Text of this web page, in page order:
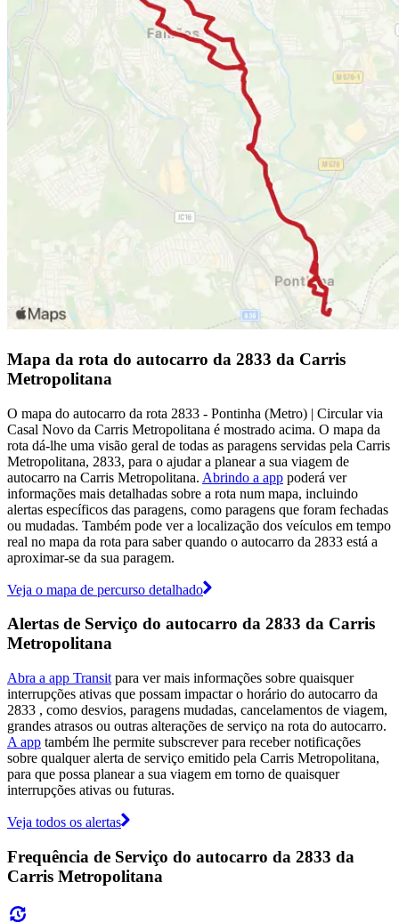
Mapa da rota do autocarro da 2833 da Carris
Metropolitana
O mapa do autocarro da rota 2833 - Pontinha (Metro) | Circular via
Casal Novo da Carris Metropolitana é mostrado acima. O mapa da
rota dá-lhe uma visão geral de todas as paragens servidas pela Carris
Metropolitana, 2833, para o ajudar a planear a sua viagem de
autocarro na Carris Metropolitana. Abrindo a app poderá ver
informações mais detalhadas sobre a rota num mapa, incluindo
alertas específicos das paragens, como paragens que foram fechadas
ou mudadas. Também pode ver a localização dos veículos em tempo
real no mapa da rota para saber quando o autocarro da 2833 está a
aproximar-se da sua paragem.
Veja o mapa de percurso detalhado
Alertas de Serviço do autocarro da 2833 da Carris
Metropolitana
Abra a app Transit para ver mais informações sobre quaisquer
interrupções ativas que possam impactar o horário do autocarro da
2833 , como desvios, paragens mudadas, cancelamentos de viagem,
grandes atrasos ou outras alterações de serviço na rota do autocarro.
A app também lhe permite subscrever para receber notificações
sobre qualquer alerta de serviço emitido pela Carris Metropolitana,
para que possa planear a sua viagem em torno de quaisquer
interrupções ativas ou futuras.
Veja todos os alertas
Frequência de Serviço do autocarro da 2833 da
Carris Metropolitana